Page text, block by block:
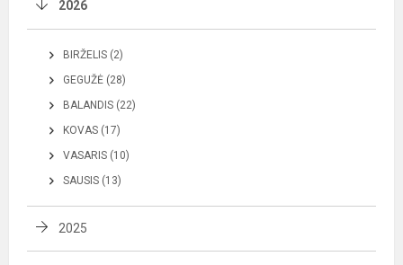
2026
BIRŽELIS (2)
GEGUŽĖ (28)
BALANDIS (22)
KOVAS (17)
VASARIS (10)
SAUSIS (13)
2025